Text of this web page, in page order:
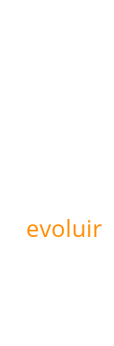
evoluir